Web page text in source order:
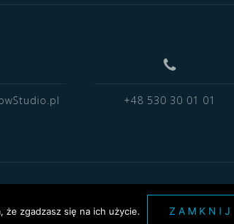
+48 530 30 01 01
że zgadzasz się na ich użycie. ZAMKNIJ